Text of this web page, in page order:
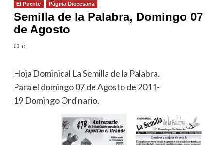
El Puente Página Diocesana
Semilla de la Palabra, Domingo 07
de Agosto
0
Hoja Dominical La Semilla de la Palabra.
Para el domingo 07 de Agosto de 2011-
19 Domingo Ordinario.